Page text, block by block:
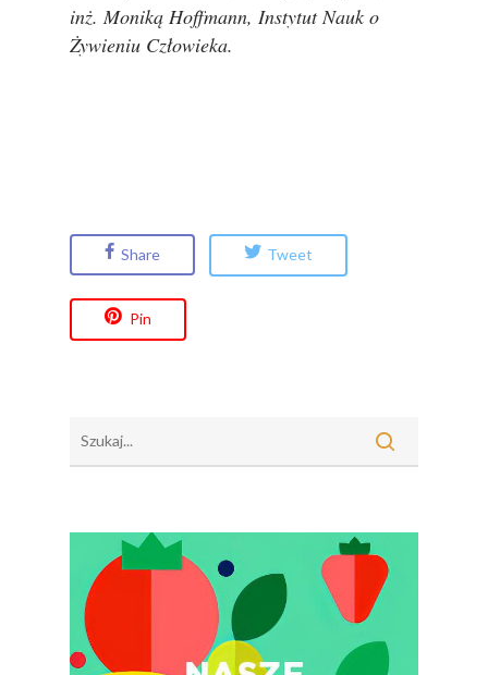
inż. Moniką Hoffmann, Instytut Nauk o
Żywieniu Człowieka.
Share Tweet
Pin
Festiwal Młody
Chrup Owoce, Jedz
Warzywa – To Na
Związek Zawodowy
Rolników Ojczyzna
Wydarzenia
Badania